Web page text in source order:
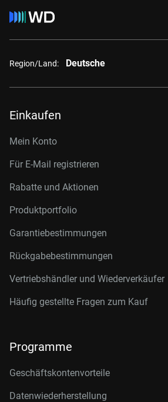
Region/Land: Deutsche
Einkaufen
Mein Konto
Für E-Mail registrieren
Rabatte und Aktionen
Produktportfolio
Garantiebestimmungen
Rückgabebestimmungen
Vertriebshändler und Wiederverkäufer
Häufig gestellte Fragen zum Kauf
Programme
Geschäftskontenvorteile
Datenwiederherstellung